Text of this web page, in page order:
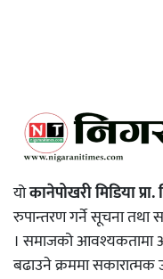
योकानेपोखरी मिडिया प्रा.
रुपान्तरण गर्ने सूचना तथा
। समाजको आवश्यकतामा
बढाउने क्रममा सकारात्मक